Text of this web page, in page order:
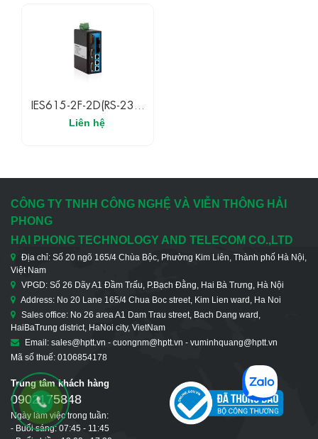
IES615-2F-2D(RS-232)
3ONEDATA Switch
Ethernet Công Nghiệp
Cáp Quang Và 2 Cổng
Liên hệ
CÔNG TY TNHH CÔNG NGHỆ VÀ VIỄN THÔNG HẢI
PHONG
HAI PHONG TECHNOLOGY AND TELECOM CO.,LTD
Địa chỉ: Số 20 ngõ 165/4 Chùa Bộc, Phường Kim Liên, Thành phố Hà Nội,
Việt Nam
VPGD: Số 26 Dãy A1 Đầm Trấu, P.Bạch Đằng, Hai Bà Trưng, Hà Nội
Address: No 20 Lane 165/4 Chua Boc street, Kim Lien ward, Ha Noi
Sales office: No 26 area A1 Dam Trau street, Bach Dang ward,
HaiBaTrung district, HaNoi city, VietNam
Email: sales@hptt.vn - cuongnm@hptt.vn - vuminhquang@hptt.vn
Mã số thuế: 0106854178
Trung tâm khách hàng
0902175848
Ngày làm việc trong tuần:
- Buổi sáng: 07:45 - 11:45